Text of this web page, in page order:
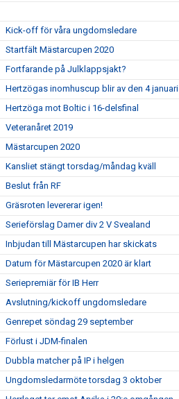
Kick-off för våra ungdomsledare
Startfält Mästarcupen 2020
Fortfarande på Julklappsjakt?
Hertzögas inomhuscup blir av den 4 januari
Hertzöga mot Boltic i 16-delsfinal
Veteranåret 2019
Mästarcupen 2020
Kansliet stängt torsdag/måndag kväll
Beslut från RF
Gräsroten levererar igen!
Serieförslag Damer div 2 V Svealand
Inbjudan till Mästarcupen har skickats
Datum för Mästarcupen 2020 är klart
Seriepremiär för IB Herr
Avslutning/kickoff ungdomsledare
Genrepet söndag 29 september
Förlust i JDM-finalen
Dubbla matcher på IP i helgen
Ungdomsledarmöte torsdag 3 oktober